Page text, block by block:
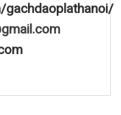
gachdaoplathanoi/